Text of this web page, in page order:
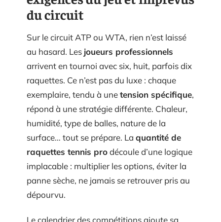
du circuit
Sur le circuit ATP ou WTA, rien n’est laissé
au hasard. Les joueurs professionnels
arrivent en tournoi avec six, huit, parfois dix
raquettes. Ce n’est pas du luxe : chaque
exemplaire, tendu à unetension spécifique,
répond à une stratégie différente. Chaleur,
humidité, type de balles, nature de la
surface… tout se prépare. La quantité de
raquettes tennis prodécoule d’une logique
implacable : multiplier les options, éviter la
panne sèche, ne jamais se retrouver pris au
dépourvu.
Le calendrier des compétitions ajoute sa